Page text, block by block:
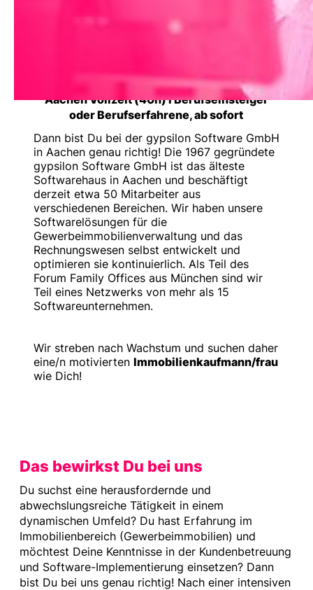
der sich in Dein
Aachen Vollzeit (40h) I Berufseinsteiger
oder Berufserfahrene, ab sofort
Dann bist Du bei der gypsilon Software GmbH
in Aachen genau richtig! Die 1967 gegründete
gypsilon Software GmbH ist das älteste
Softwarehaus in Aachen und beschäftigt
derzeit etwa 50 Mitarbeiter aus
verschiedenen Bereichen. Wir haben unsere
Softwarelösungen für die
Gewerbeimmobilienverwaltung und das
Rechnungswesen selbst entwickelt und
optimieren sie kontinuierlich. Als Teil des
Forum Family Offices aus München sind wir
Teil eines Netzwerks von mehr als 15
Softwareunternehmen.
Wir streben nach Wachstum und suchen daher
eine/n motivierten Immobilienkaufmann/frau
wie Dich!
Das bewirkst Du bei uns
Du suchst eine herausfordernde und
abwechslungsreiche Tätigkeit in einem
dynamischen Umfeld? Du hast Erfahrung im
Immobilienbereich (Gewerbeimmobilien) und
möchtest Deine Kenntnisse in der Kundenbetreuung
und Software-Implementierung einsetzen? Dann
bist Du bei uns genau richtig! Nach einer intensiven